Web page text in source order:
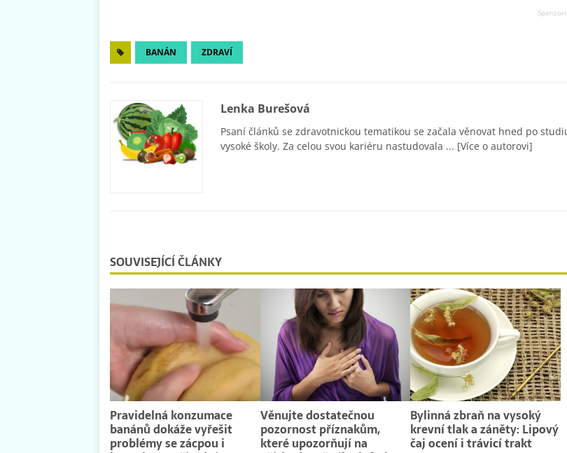
BANÁN ZDRAVÍ
Lenka Burešová
Psaní článků se zdravotnickou tematikou se začala věnovat hned po
vysoké školy. Za celou svou kariéru nastudovala ... [Více o autorovi]
SOUVISEJÍCÍ ČLÁNKY
Pravidelná konzumace
banánů dokáže vyřešit
problémy se zácpou i
Věnujte dostatečnou
pozornost příznakům,
které upozorňují na
Bylinná zbraň na vysoký
krevní tlak a záněty: Lipový
čaj ocení i trávicí trakt